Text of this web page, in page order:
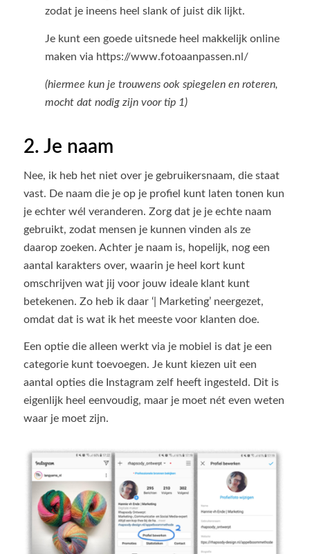
zodat je ineens heel slank of juist dik lijkt.
Je kunt een goede uitsnede heel makkelijk online
maken via https://www.fotoaanpassen.nl/
(hiermee kun je trouwens ook spiegelen en roteren,
mocht dat nodig zijn voor tip 1)
2. Je naam
Nee, ik heb het niet over je gebruikersnaam, die staat
vast. De naam die je op je profiel kunt laten tonen kun
je echter wél veranderen. Zorg dat je je echte naam
gebruikt, zodat mensen je kunnen vinden als ze
daarop zoeken. Achter je naam is, hopelijk, nog een
aantal karakters over, waarin je heel kort kunt
omschrijven wat jij voor jouw ideale klant kunt
betekenen. Zo heb ik daar ‘| Marketing’ neergezet,
omdat dat is wat ik het meeste voor klanten doe.
Een optie die alleen werkt via je mobiel is dat je een
categorie kunt toevoegen. Je kunt kiezen uit een
aantal opties die Instagram zelf heeft ingesteld. Dit is
eigenlijk heel eenvoudig, maar je moet nét even weten
waar je moet zijn.